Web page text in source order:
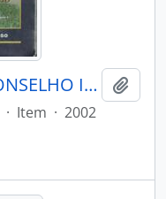
PORANTIM - BRASÍLIA CONSELHO INDIGENISTA MISSIONÁRIO - 2002 - Nº245
· Item · 2002